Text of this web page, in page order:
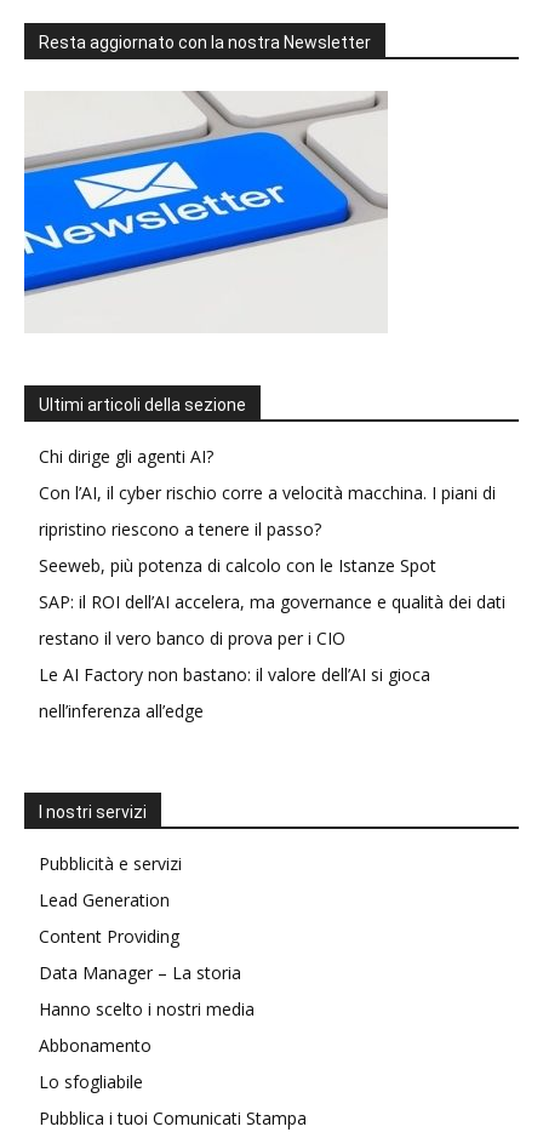
Resta aggiornato con la nostra Newsletter
Ultimi articoli della sezione
Chi dirige gli agenti AI?
Con l’AI, il cyber rischio corre a velocità macchina. I piani di
ripristino riescono a tenere il passo?
Seeweb, più potenza di calcolo con le Istanze Spot
SAP: il ROI dell’AI accelera, ma governance e qualità dei dati
restano il vero banco di prova per i CIO
Le AI Factory non bastano: il valore dell’AI si gioca
nell’inferenza all’edge
I nostri servizi
Pubblicità e servizi
Lead Generation
Content Providing
Data Manager – La storia
Hanno scelto i nostri media
Abbonamento
Lo sfogliabile
Pubblica i tuoi Comunicati Stampa